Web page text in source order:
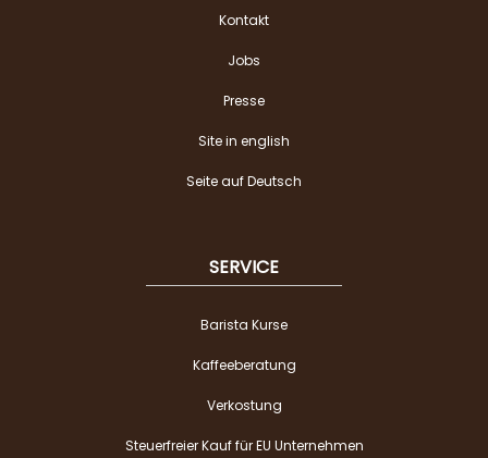
Kontakt
Jobs
Presse
Site in english
Seite auf Deutsch
SERVICE
Barista Kurse
Kaffeeberatung
Verkostung
Steuerfreier Kauf für EU Unternehmen